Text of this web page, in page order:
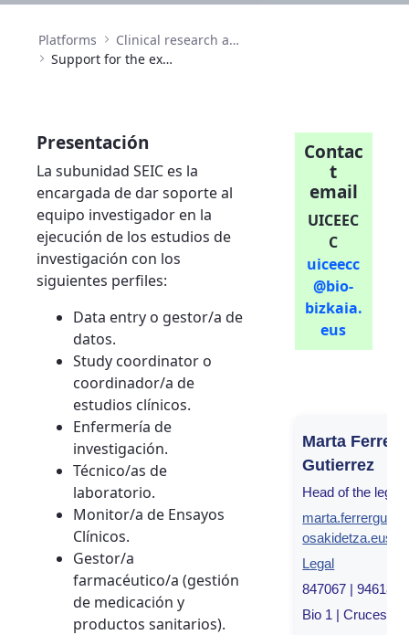
Platforms
Clinical research and clinical trials
Support for the execution of clinical research (SEIC)
Presentación
La subunidad SEIC es la
encargada de dar soporte al
equipo investigador en la
ejecución de los estudios de
investigación con los
siguientes perfiles:
Data entry o gestor/a de
datos.
Study coordinator o
coordinador/a de
estudios clínicos.
Enfermería de
investigación.
Técnico/as de
laboratorio.
Monitor/a de Ensayos
Clínicos.
Gestor/a
farmacéutico/a (gestión
de medicación y
productos sanitarios).
Contac
t
email
UICEEC
C
uiceecc
@bio-
bizkaia.
eus
Marta Ferrer
Gutierrez
Head of the legal
osakidetza.eus
Legal
847067 |
Bio 1 | Cruces,